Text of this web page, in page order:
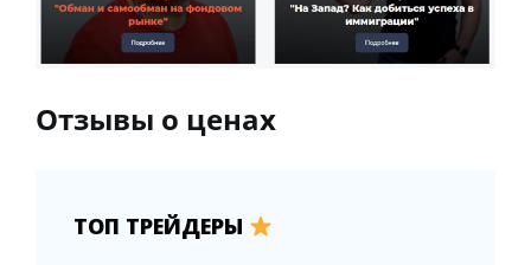
Отзывы о ценах
ТОП ТРЕЙДЕРЫ